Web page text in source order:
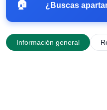
🏠 ¿Buscas
Información general